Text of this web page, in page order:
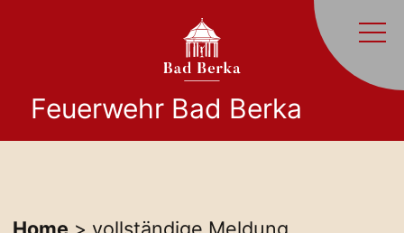
Feuerwehr Bad Berka